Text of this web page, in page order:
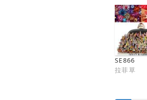
SE866
拉菲草